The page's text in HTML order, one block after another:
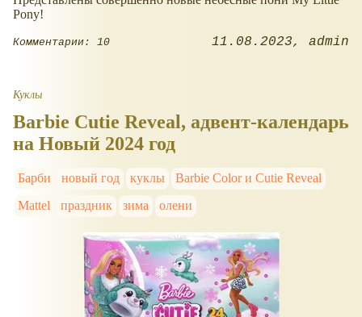
Pony!
Комментарии: 10 11.08.2023 admin
Куклы
Barbie Cutie Reveal, адвент-календарь
на Новый 2024 год
Барби новый год куклы
Barbie Color и Cutie Reveal
Mattel
праздник зима олени